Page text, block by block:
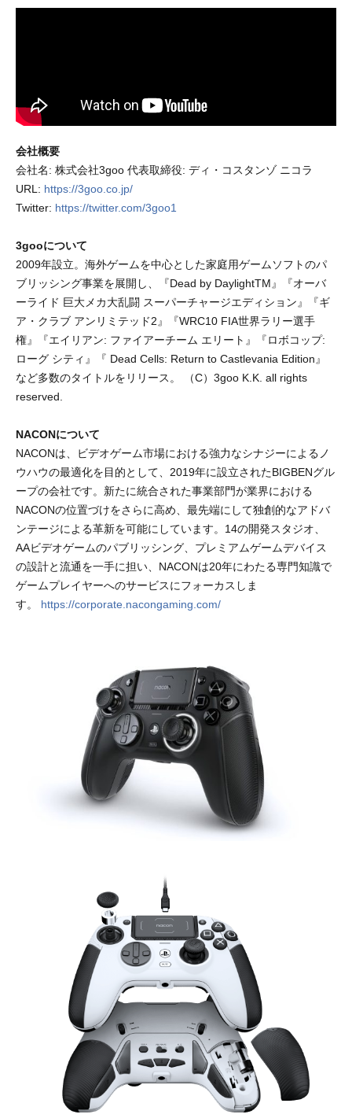
会社概要
会社名: 株式会社3goo 代表取締役: ディ・コスタンゾ ニコラ
URL: https://3goo.co.jp/
Twitter: https://twitter.com/3goo1
3gooについて
2009年設立。海外ゲームを中心とした家庭用ゲームソフトのパ
ブリッシング事業を展開し、『Dead by DaylightTM』『オーバ
ーライド 巨大メカ大乱闘 スーパーチャージエディション』『ギ
ア・クラブ アンリミテッド2』『WRC10 FIA世界ラリー選手
権』『エイリアン: ファイアーチーム エリート』『ロボコップ:
ローグ シティ』『 Dead Cells: Return to Castlevania Edition』
など多数のタイトルをリリース。 （C）3goo K.K. all rights
reserved.
NACONについて
NACONは、ビデオゲーム市場における強力なシナジーによるノ
ウハウの最適化を目的として、2019年に設立されたBIGBENグル
ープの会社です。新たに統合された事業部門が業界における
NACONの位置づけをさらに高め、最先端にして独創的なアドバ
ンテージによる革新を可能にしています。14の開発スタジオ、
AAビデオゲームのパブリッシング、プレミアムゲームデバイス
の設計と流通を一手に担い、NACONは20年にわたる専門知識で
ゲームプレイヤーへのサービスにフォーカスしま
す。 https://corporate.nacongaming.com/